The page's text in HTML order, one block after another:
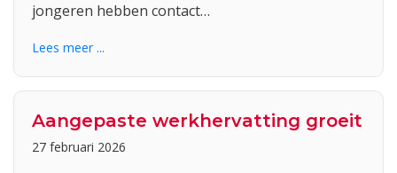
jongeren hebben contact…
Lees meer ...
Aangepaste werkhervatting groeit
27 februari 2026